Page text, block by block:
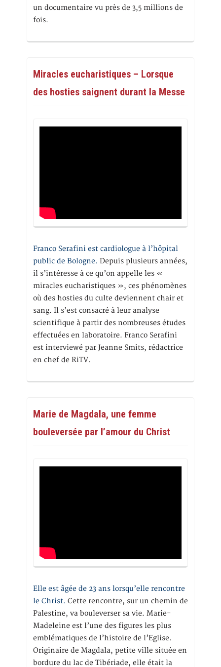
un documentaire vu près de 3,5 millions de
fois.
Miracles eucharistiques – Lorsque
des hosties saignent durant la Messe
Franco Serafini est cardiologue à l’hôpital
public de Bologne. Depuis plusieurs années,
il s’intéresse à ce qu’on appelle les «
miracles eucharistiques », ces phénomènes
où des hosties du culte deviennent chair et
sang. Il s’est consacré à leur analyse
scientifique à partir des nombreuses études
effectuées en laboratoire. Franco Serafini
est interviewé par Jeanne Smits, rédactrice
en chef de RiTV.
Marie de Magdala, une femme
bouleversée par l’amour du Christ
Elle est âgée de 23 ans lorsqu’elle rencontre
le Christ. Cette rencontre, sur un chemin de
Palestine, va bouleverser sa vie. Marie-
Madeleine est l’une des figures les plus
emblématiques de l’histoire de l’Eglise.
Originaire de Magdala, petite ville située en
bordure du lac de Tibériade, elle était la